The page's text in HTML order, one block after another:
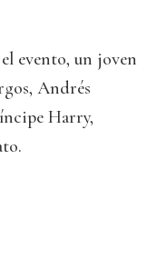
evento, un joven
Andrés
Harry,